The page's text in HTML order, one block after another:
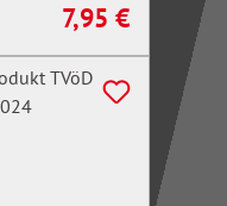
Regulärer Preis:
7,95 €